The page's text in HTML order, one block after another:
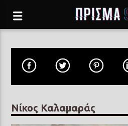
Νίκος Καλαμαράς